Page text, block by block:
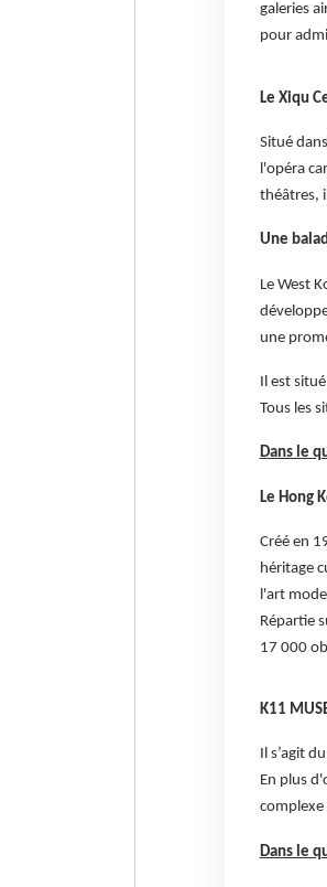
galeries
pour
Le Xiqu
Situé
l'opéra
théâtres,
Une
Le West
une
Il est
Tous les
Dans le
Le Hong
Créé en
héritage
l'art
Répartie
17 000
K11
Il s’agit
En plus
complexe
Dans le